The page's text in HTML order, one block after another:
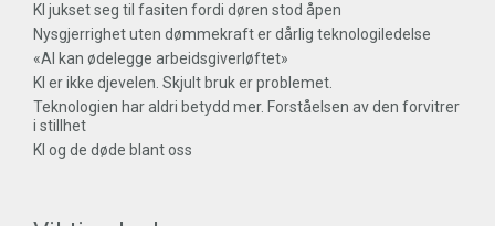
KI jukset seg til fasiten fordi døren stod åpen
Nysgjerrighet uten dømmekraft er dårlig teknologiledelse
«AI kan ødelegge arbeidsgiverløftet»
KI er ikke djevelen. Skjult bruk er problemet.
Teknologien har aldri betydd mer. Forståelsen av den forvitrer
i stillhet
KI og de døde blant oss